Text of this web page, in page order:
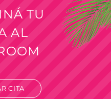
TU
AL
CITA